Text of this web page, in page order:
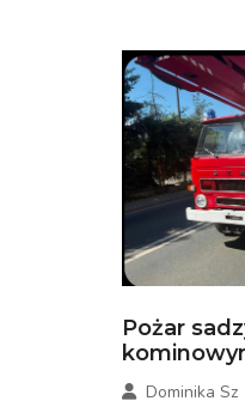
Pożar
Dominika Sz